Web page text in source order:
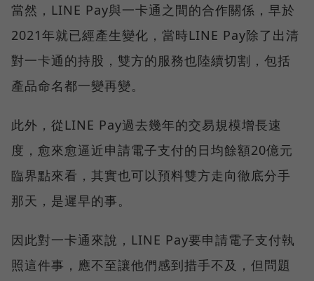
當然，LINE Pay與一卡通之間的合作關係，早於
2021年就已經產生變化，當時LINE Pay除了出清
對一卡通的持股，雙方的服務也陸續切割，包括
產品命名都一變再變。
此外，從LINE Pay過去幾年的交易規模增長速
度，愈來愈逼近申請電子支付的日均餘額20億元
臨界點來看，其實也可以預料雙方走向徹底分手
那天，是遲早的事。
因此對一卡通來說，LINE Pay要申請電子支付執
照這件事，應不至讓他們感到措手不及，但問題